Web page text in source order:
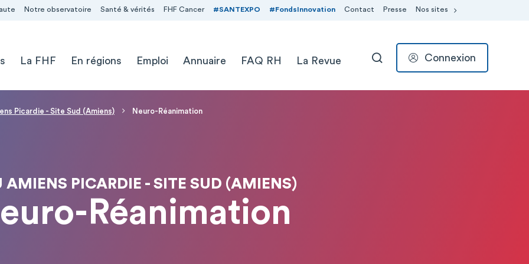
Notre observatoire Santé & vérités FHF Cancer #SANTEXPO #FondsInnovation Contact Presse Nos sites
La FHF En régions Emploi Annuaire FAQ RH La Revue RECHERCHER
Connexion
Picardie - Site Sud (Amiens) Neuro-Réanimation
AMIENS PICARDIE - SITE SUD (AMIENS)
Réanimation